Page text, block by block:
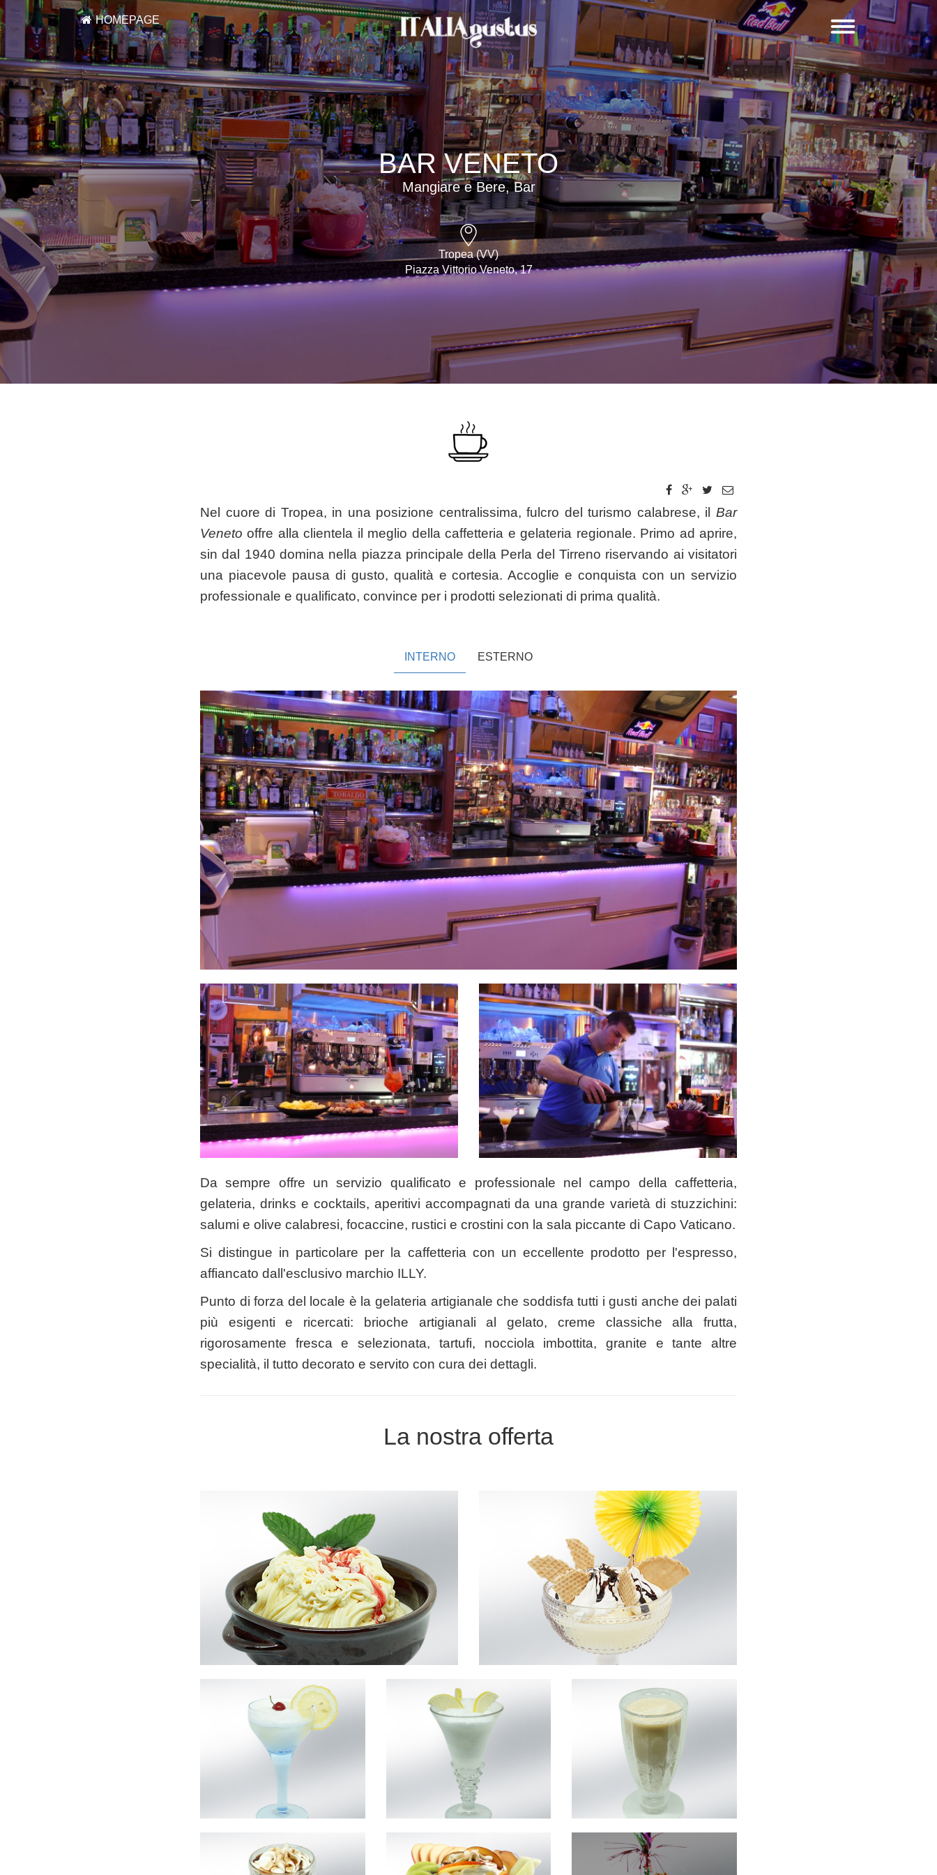
HOMEPAGE
BAR VENETO
Mangiare e Bere, Bar
Tropea (VV)
Piazza Vittorio Veneto, 17
Nel cuore di Tropea, in una posizione centralissima, fulcro del turismo calabrese, il Bar
Veneto offre alla clientela il meglio della caffetteria e gelateria regionale. Primo ad aprire,
sin dal 1940 domina nella piazza principale della Perla del Tirreno riservando ai visitatori
una piacevole pausa di gusto, qualità e cortesia. Accoglie e conquista con un servizio
professionale e qualificato, convince per i prodotti selezionati di prima qualità.
INTERNO ESTERNO
Da sempre offre un servizio qualificato e professionale nel campo della caffetteria,
gelateria, drinks e cocktails, aperitivi accompagnati da una grande varietà di stuzzichini:
salumi e olive calabresi, focaccine, rustici e crostini con la sala piccante di Capo Vaticano.
Si distingue in particolare per la caffetteria con un eccellente prodotto per l'espresso,
affiancato dall'esclusivo marchio ILLY.
Punto di forza del locale è la gelateria artigianale che soddisfa tutti i gusti anche dei palati
più esigenti e ricercati: brioche artigianali al gelato, creme classiche alla frutta,
rigorosamente fresca e selezionata, tartufi, nocciola imbottita, granite e tante altre
specialità, il tutto decorato e servito con cura dei dettagli.
La nostra offerta